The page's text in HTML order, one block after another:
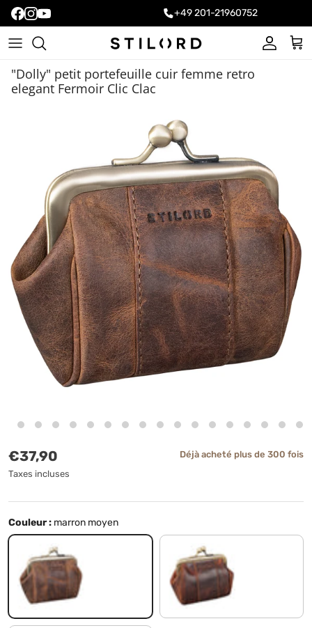
+49 201-21960752
Compte
"Dolly" petit portefeuille cuir femme retro
elegant Fermoir Clic Clac
Prix habituel
€37,90
Taxes incluses
Déjà acheté plus de 300 fois
Couleur : marron moyen
marron moyen kara - cognac